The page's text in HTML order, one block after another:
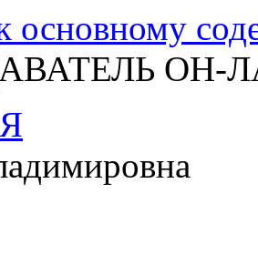
основному
ОН-